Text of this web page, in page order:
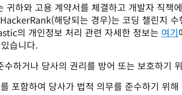
귀하와 고용 계약서를 체결하고 개발자 직책
해당되는 경우)는 코딩 챌린지 수
의 개인정보 처리 관련 자세한 정보는 여기
습니다.
수하거나 당사의 권리를 방어 또는 보호하기
포함하여 당사가 법적 의무를 준수하기 위